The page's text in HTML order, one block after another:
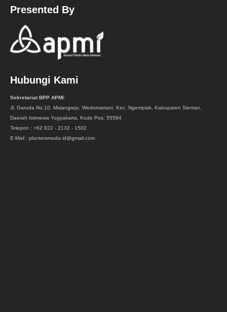
Presented By
Hubungi Kami
Sekretariat BPP APMI:
Jl. Garuda No.10, Malangrejo, Wedomartani, Kec. Ngemplak, Kabupaten Sleman,
Daerah Istimewa Yogyakarta, Kode Pos: 55584
Telepon : +62 822 - 2132 - 1502
E-Mail : plantersmuda.id@gmail.com